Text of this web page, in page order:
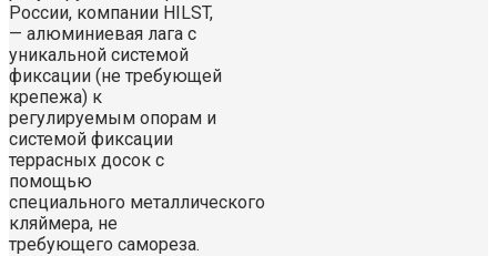
России, компании HILST,
— алюминиевая лага с
уникальной системой
фиксации (не требующей
крепежа) к
регулируемым опорам и
системой фиксации
террасных досок с
помощью
специального металлического
кляймера, не
требующего самореза.